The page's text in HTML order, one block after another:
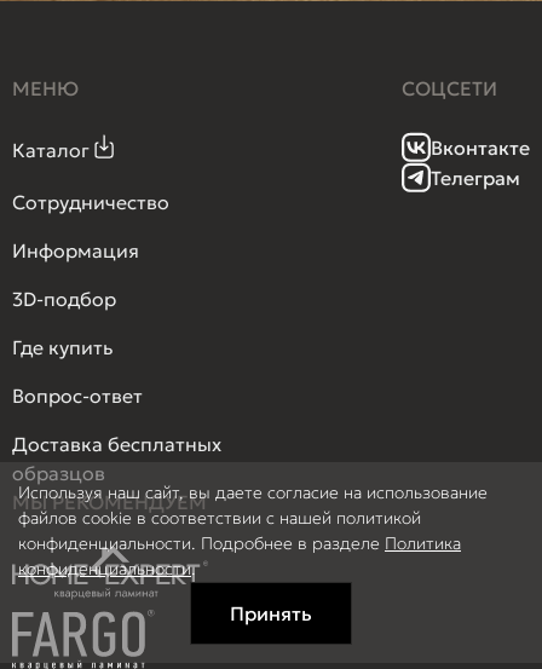
МЕНЮ
Каталог
Сотрудничество
Информация
3D-подбор
Где купить
Вопрос-ответ
Доставка бесплатных
образцов
СОЦСЕТИ
Вконтакте
Телеграм
МЫ РЕКОМЕНДУЕМ
Используя наш сайт, вы даете согласие на использование
файлов cookie в соответствии с нашей политикой
конфиденциальности. Подробнее в разделе Политика
конфиденциальности.
Принять